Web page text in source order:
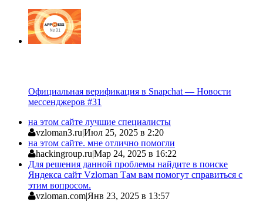
Официальная верификация в Snapchat — Новости
мессенджеров #31
на этом сайте лучшие специалисты
vzloman3.ru|Июл 25, 2025 в 2:20
на этом сайте. мне отлично помогли
hackingroup.ru|Мар 24, 2025 в 16:22
Для решения данной проблемы найдите в поиске
Яндекса сайт Vzloman Там вам помогут справиться с
этим вопросом.
vzloman.com|Янв 23, 2025 в 13:57